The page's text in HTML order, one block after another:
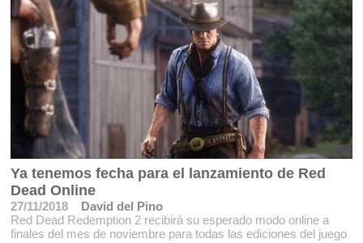
Ya tenemos fecha para el lanzamiento de Red
Dead Online
27/11/2018
David del Pino
Red Dead Redemption 2 recibirá su esperado modo online a
finales del mes de noviembre para todas las ediciones del juego